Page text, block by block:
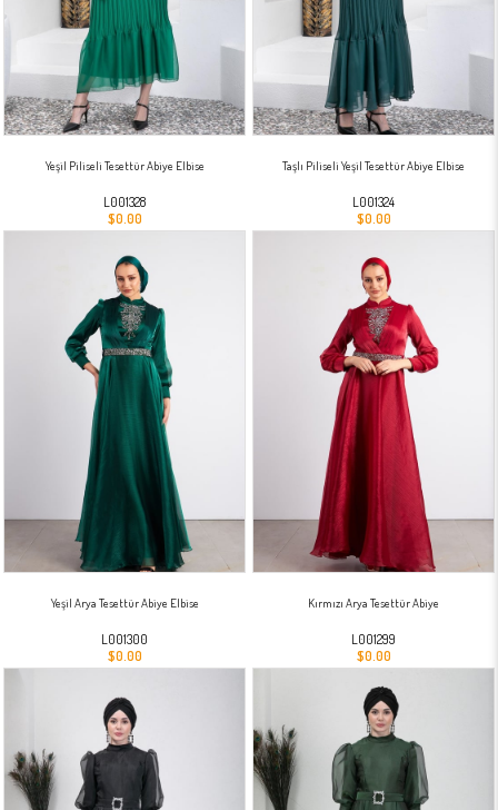
Yeşil Piliseli Tesettür Abiye Elbise
L001328
$0.00
Taşlı Piliseli Yeşil Tesettür Abiye Elbise
L001324
$0.00
Yeşil Arya Tesettür Abiye Elbise
L001300
$0.00
Kırmızı Arya Tesettür Abiye
L001299
$0.00